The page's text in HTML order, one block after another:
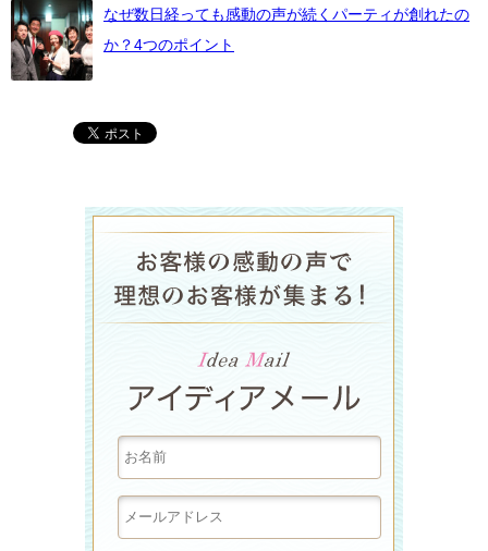
なぜ数日経っても感動の声が続くパーティが創れたの
か？4つのポイント